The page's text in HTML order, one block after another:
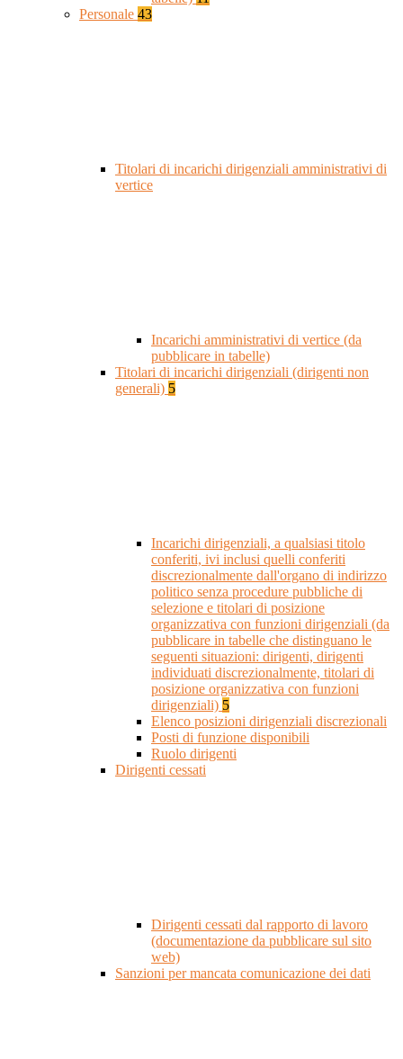
Personale 43
Titolari di incarichi dirigenziali amministrativi di
vertice
Incarichi amministrativi di vertice (da
pubblicare in tabelle)
Titolari di incarichi dirigenziali (dirigenti non
generali) 5
Incarichi dirigenziali, a qualsiasi titolo
conferiti, ivi inclusi quelli conferiti
discrezionalmente dall'organo di indirizzo
politico senza procedure pubbliche di
selezione e titolari di posizione
organizzativa con funzioni dirigenziali (da
pubblicare in tabelle che distinguano le
seguenti situazioni: dirigenti, dirigenti
individuati discrezionalmente, titolari di
posizione organizzativa con funzioni
dirigenziali) 5
Elenco posizioni dirigenziali discrezionali
Posti di funzione disponibili
Ruolo dirigenti
Dirigenti cessati
Dirigenti cessati dal rapporto di lavoro
(documentazione da pubblicare sul sito
web)
Sanzioni per mancata comunicazione dei dati